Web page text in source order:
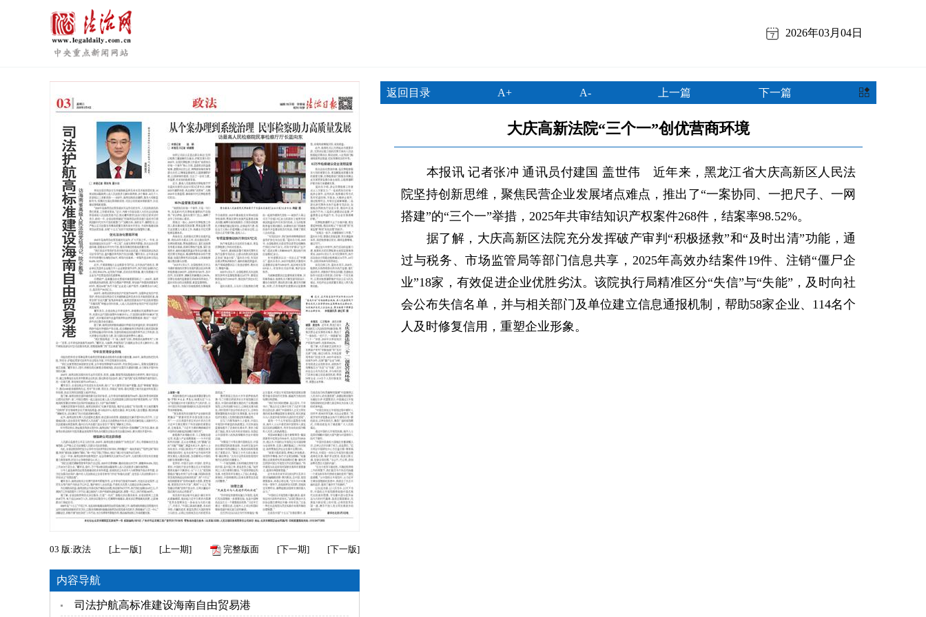
2026年03月04日
03 版:政法 [上一版] [上一期] 完整版面 [下一期] [下一版]
内容导航
司法护航高标准建设海南自由贸易港
返回目录 A+ A- 上一篇 下一篇
大庆高新法院“三个一”创优营商环境
本报讯 记者张冲 通讯员付建国 盖世伟 近年来，黑龙江省大庆高新区人民法
院坚持创新思维，聚焦民营企业发展堵点难点，推出了“一案协同、一把尺子、一网
搭建”的“三个一”举措，2025年共审结知识产权案件268件，结案率98.52%。
据了解，大庆高新区法院充分发挥破产审判“积极拯救”和“及时出清”功能，通
过与税务、市场监管局等部门信息共享，2025年高效办结案件19件、注销“僵尸企
业”18家，有效促进企业优胜劣汰。该院执行局精准区分“失信”与“失能”，及时向社
会公布失信名单，并与相关部门及单位建立信息通报机制，帮助58家企业、114名个
人及时修复信用，重塑企业形象。